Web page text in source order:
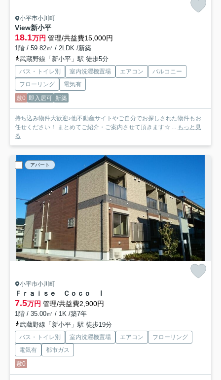
小平市小川町
View新小平
18.1万円 管理/共益費15,000円
1階 / 59.82㎡ / 2LDK /新築
武蔵野線「新小平」駅 徒歩5分
バス・トイレ別 室内洗濯機置場 エアコン
バルコニー
フローリング
電気有
敷0 即入居可 新築
持ち込み物件大歓迎♪他不動産サイトやご自分でお探しされた物件もお
任せください！ まとめてご紹介・ご案内させて頂きます☆ ... もっと見
る
アパート
小平市小川町
Ｆｒａｉｓｅ Ｃｏｃｏ Ⅰ
7.5万円 管理/共益費2,900円
1階 / 35.00㎡ / 1K /築7年
武蔵野線「新小平」駅 徒歩19分
バス・トイレ別 室内洗濯機置場 エアコン
フローリング
電気有
都市ガス
敷0